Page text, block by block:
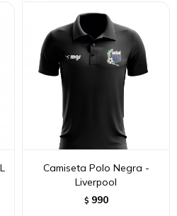
Camiseta Polo Negra -
Liverpool
$ 990